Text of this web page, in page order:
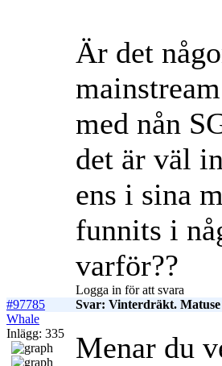
Är det
med nån
det är väl
ens i sina
funnits i
varför??
Logga in för att svara
#97785
Svar: Vinterdräkt. Matuse
Whale
Inlägg: 335
Menar du